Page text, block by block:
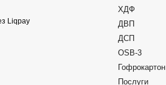
ХДФ
ДВП
ДСП
OSB-3
Гофрокартон
Послуги